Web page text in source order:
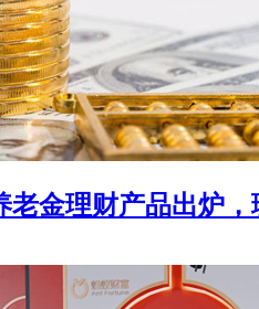
老金理财产品出炉